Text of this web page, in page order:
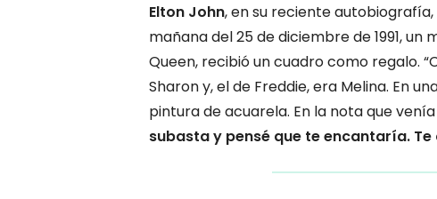
Elton John, en su reciente
mañana del 25 de diciembre de 1991,
Queen, recibió un cuadro como regalo.
Sharon y, el de Freddie, era Melina. En
pintura de acuarela. En la nota que
subasta y pensé que te encantaría. Te